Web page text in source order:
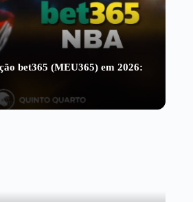
bet365 (MEU365) em 2026: